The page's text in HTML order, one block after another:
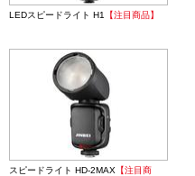
LEDスピードライト H1 【注目商品】
スピードライト HD-2MAX 【注目商